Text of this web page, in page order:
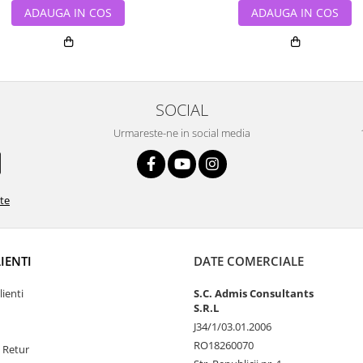
ADAUGA IN COS ADAUGA IN COS
SOCIAL
Urmareste-ne in social media
Retur
DATE COMERCIALE
S.C. Admis Consultants
S.R.L
J34/1/03.01.2006
RO18260070